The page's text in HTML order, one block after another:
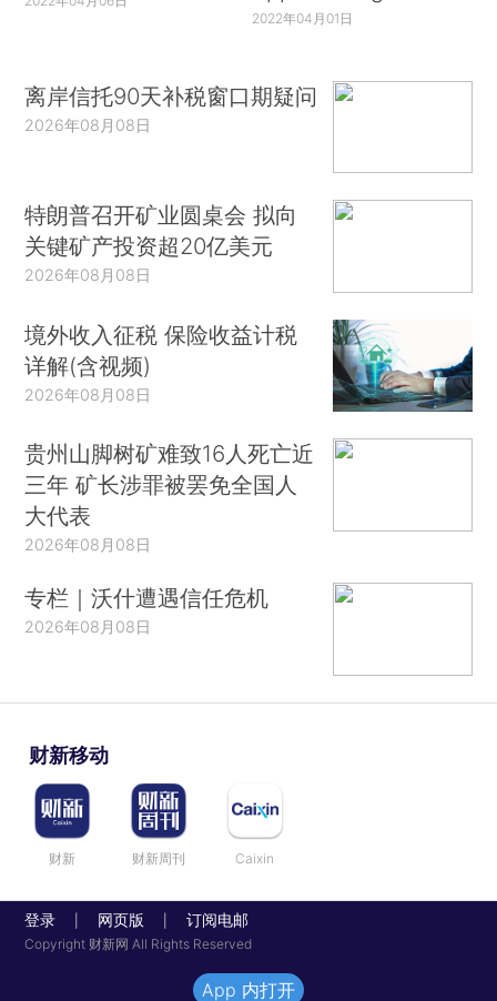
2022年04月01日
离岸信托90天补税窗口期疑问
2026年08月08日
特朗普召开矿业圆桌会 拟向
关键矿产投资超20亿美元
2026年08月08日
境外收入征税 保险收益计税
详解(含视频)
2026年08月08日
贵州山脚树矿难致16人死亡近
三年 矿长涉罪被罢免全国人
大代表
2026年08月08日
专栏｜沃什遭遇信任危机
2026年08月08日
财新移动
财新 财新周刊 Caixin
登录 网页版 订阅电邮
Copyright 财新网 All Rights Reserved
App 内打开